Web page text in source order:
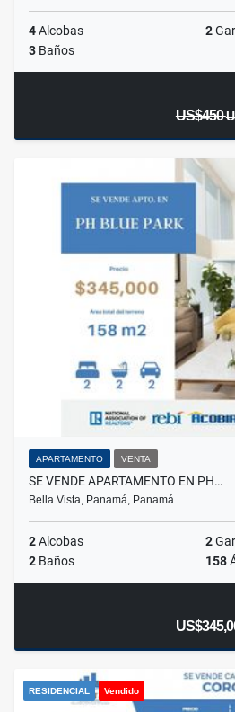
4Alcobas 2
3 Baños
US$450
APARTAMENTO VENTA
SE VENDE APARTAMENTO EN PH…
Bella Vista, Panamá, Panamá
2Alcobas 2
2 Baños 158
RESIDENCIAL Vendido